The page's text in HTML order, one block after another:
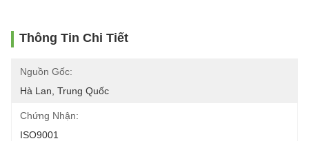
Thông Tin Chi Tiết
Nguồn Gốc:
Hà Lan, Trung Quốc
Chứng Nhận:
ISO9001